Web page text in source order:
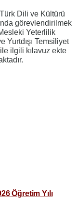
Dili ve Kültürü
görevlendirilmek
Yeterlilik
Yurtdışı Temsiliyet
ile ilgili kılavuz ekte
Öğretim Yılı